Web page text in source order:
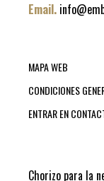
Email.
MAPA WEB
CONDICIONES
ENTRAR EN
Chorizo para la